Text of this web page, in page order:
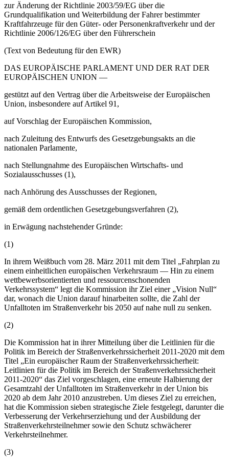
zur Änderung der Richtlinie 2003/59/EG über die
Grundqualifikation und Weiterbildung der Fahrer bestimmter
Kraftfahrzeuge für den Güter- oder Personenkraftverkehr und der
Richtlinie 2006/126/EG über den Führerschein
(Text von Bedeutung für den EWR)
DAS EUROPÄISCHE PARLAMENT UND DER RAT DER
EUROPÄISCHEN UNION —
gestützt auf den Vertrag über die Arbeitsweise der Europäischen
Union, insbesondere auf Artikel 91,
auf Vorschlag der Europäischen Kommission,
nach Zuleitung des Entwurfs des Gesetzgebungsakts an die
nationalen Parlamente,
nach Stellungnahme des Europäischen Wirtschafts- und
Sozialausschusses (1),
nach Anhörung des Ausschusses der Regionen,
gemäß dem ordentlichen Gesetzgebungsverfahren (2),
in Erwägung nachstehender Gründe:
(1)
In ihrem Weißbuch vom 28. März 2011 mit dem Titel „Fahrplan zu
einem einheitlichen europäischen Verkehrsraum — Hin zu einem
wettbewerbsorientierten und ressourcenschonenden
Verkehrssystem“ legt die Kommission ihr Ziel einer „Vision Null“
dar, wonach die Union darauf hinarbeiten sollte, die Zahl der
Unfalltoten im Straßenverkehr bis 2050 auf nahe null zu senken.
(2)
Die Kommission hat in ihrer Mitteilung über die Leitlinien für die
Politik im Bereich der Straßenverkehrssicherheit 2011-2020 mit dem
Titel „Ein europäischer Raum der Straßenverkehrssicherheit:
Leitlinien für die Politik im Bereich der Straßenverkehrssicherheit
2011-2020“ das Ziel vorgeschlagen, eine erneute Halbierung der
Gesamtzahl der Unfalltoten im Straßenverkehr in der Union bis
2020 ab dem Jahr 2010 anzustreben. Um dieses Ziel zu erreichen,
hat die Kommission sieben strategische Ziele festgelegt, darunter die
Verbesserung der Verkehrserziehung und der Ausbildung der
Straßenverkehrsteilnehmer sowie den Schutz schwächerer
Verkehrsteilnehmer.
(3)